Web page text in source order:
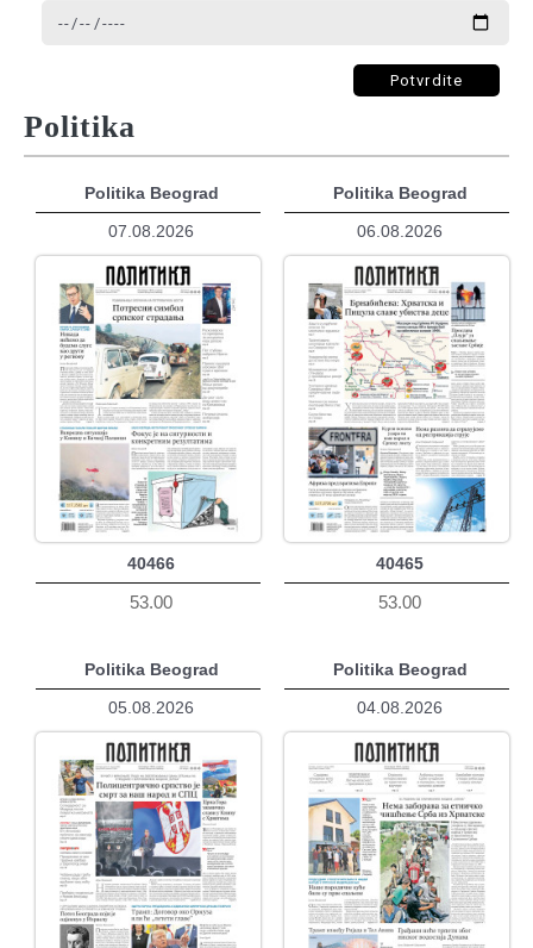
Potvrdite
Politika
Politika Beograd
07.08.2026
40466
53.00
Politika Beograd
06.08.2026
40465
53.00
Politika Beograd
05.08.2026
Politika Beograd
04.08.2026